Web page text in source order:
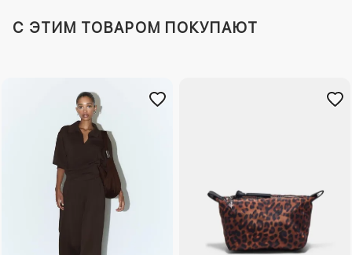
C ЭТИМ ТОВАРОМ ПОКУПАЮТ